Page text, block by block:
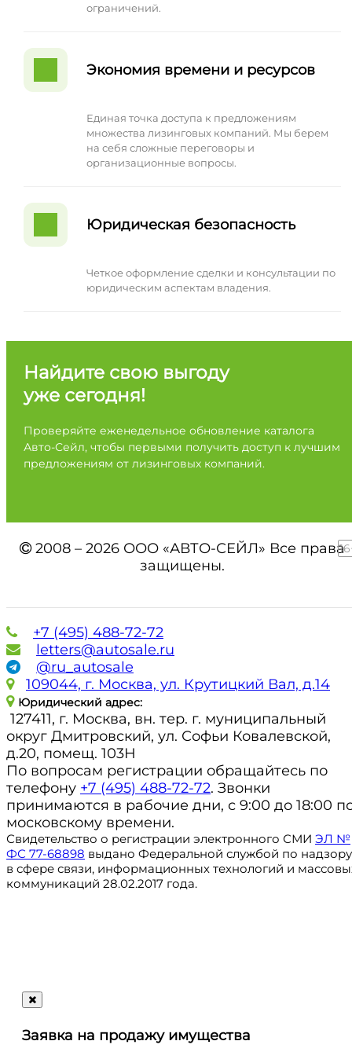
ограничений.
Экономия времени и ресурсов
Единая точка доступа к предложениям
множества лизинговых компаний. Мы берем
на себя сложные переговоры и
организационные вопросы.
Юридическая безопасность
Четкое оформление сделки и консультации по
юридическим аспектам владения.
Найдите свою выгоду
уже сегодня!
Проверяйте еженедельное обновление каталога
Авто-Сейл, чтобы первыми получить доступ к лучшим
предложениям от лизинговых компаний.
2008 – 2026 ООО «АВТО-СЕЙЛ» Все права
защищены.
+7 (495) 488-72-72
letters@autosale.ru
@ru_autosale
109044, г. Москва, ул. Крутицкий Вал, д.14
Юридический адрес:
127411, г. Москва, вн. тер. г. муниципальный
округ Дмитровский, ул. Софьи Ковалевской,
д.20, помещ. 103Н
По вопросам регистрации обращайтесь по
телефону +7 (495) 488-72-72. Звонки
принимаются в рабочие дни, с 9:00 до 18:00
московскому времени.
Свидетельство о регистрации электронного СМИ ЭЛ №
ФС 77-68898 выдано Федеральной службой по надзору
в сфере связи, информационных технологий и
коммуникаций 28.02.2017 года.
letters@autosale.ru
Заявка на продажу имущества